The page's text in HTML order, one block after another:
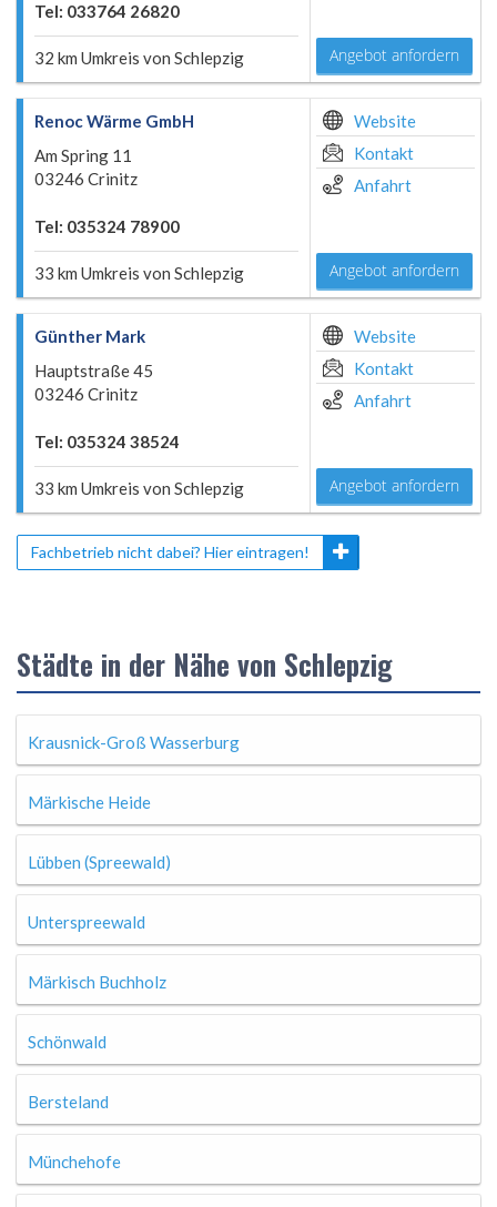
Tel: 033764 26820
32 km Umkreis von Schlepzig Angebot anfordern
Renoc Wärme GmbH
Am Spring 11
03246 Crinitz
Tel: 035324 78900
33 km Umkreis von Schlepzig
Website
Kontakt
Anfahrt
Angebot anfordern
Günther Mark
Hauptstraße 45
03246 Crinitz
Tel: 035324 38524
33 km Umkreis von Schlepzig
Website
Kontakt
Anfahrt
Angebot anfordern
Fachbetrieb nicht dabei? Hier eintragen!
Städte in der Nähe von Schlepzig
Krausnick-Groß Wasserburg
Märkische Heide
Lübben (Spreewald)
Unterspreewald
Märkisch Buchholz
Schönwald
Bersteland
Münchehofe